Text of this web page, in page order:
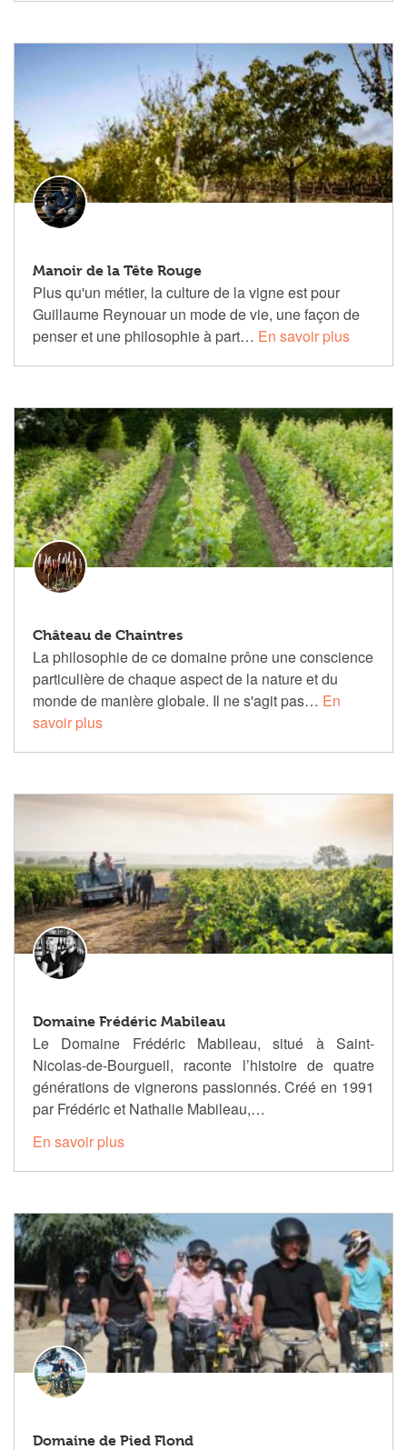
Manoir de la Tête Rouge
Plus qu'un métier, la culture de la vigne est pour
Guillaume Reynouar un mode de vie, une façon de
penser et une philosophie à part… En savoir plus
Château de Chaintres
La philosophie de ce domaine prône une conscience
particulière de chaque aspect de la nature et du
monde de manière globale. Il ne s'agit pas… En
savoir plus
Domaine Frédéric Mabileau
Le Domaine Frédéric Mabileau, situé à Saint-
Nicolas-de-Bourgueil, raconte l’histoire de quatre
générations de vignerons passionnés. Créé en 1991
par Frédéric et Nathalie Mabileau,…
En savoir plus
Domaine de Pied Flond